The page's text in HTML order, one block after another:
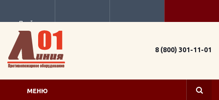
Прайс
8 (800) 301-11-01
МЕНЮ